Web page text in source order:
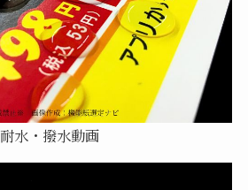
耐水・撥水動画